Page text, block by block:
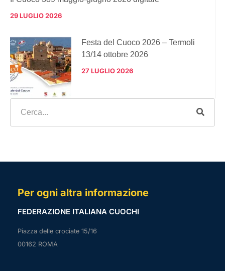
29 LUGLIO 2026
Festa del Cuoco 2026 – Termoli
13/14 ottobre 2026
27 LUGLIO 2026
Per ogni altra informazione
FEDERAZIONE ITALIANA CUOCHI
Piazza delle crociate 15/16
00162 ROMA